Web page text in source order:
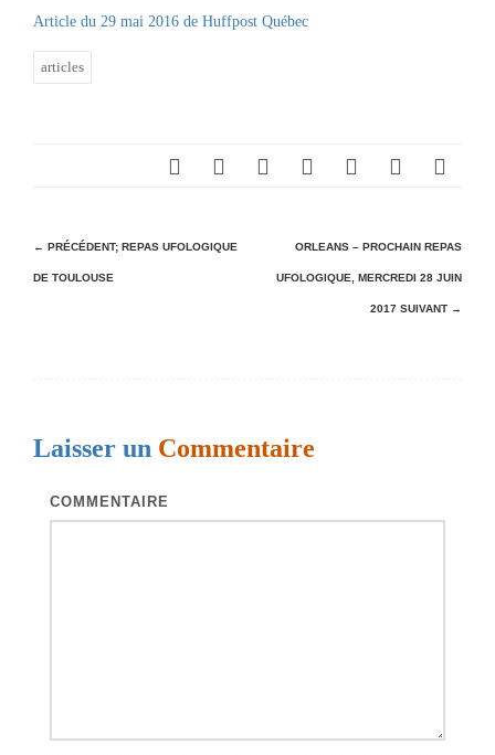
Article du 29 mai 2016 de Huffpost Québec
articles
N
a
t
← PRÉCÉDENT; REPAS UFOLOGIQUE
DE TOULOUSE
ORLEANS – PROCHAIN REPAS
UFOLOGIQUE, MERCREDI 28 JUIN
2017 SUIVANT →
Laisser un Commentaire
COMMENTAIRE